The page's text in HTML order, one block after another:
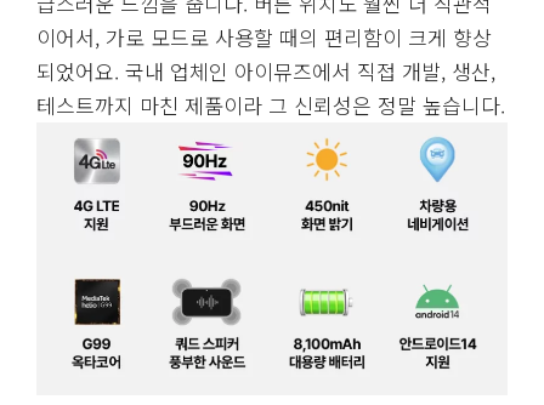
이어서, 가로 모드로 사용할 때의 편리함이 크게 향상
되었어요. 국내 업체인 아이뮤즈에서 직접 개발, 생산,
테스트까지 마친 제품이라 그 신뢰성은 정말 높습니다.